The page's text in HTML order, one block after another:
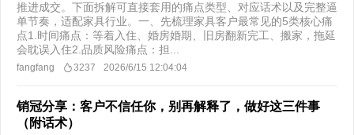
推进成交。下面拆解可直接套用的痛点类型、对应话术以及完整逼
单节奏，适配家具行业。一、先梳理家具客户最常见的5类核心痛
点1.时间痛点：等着入住、婚房婚期、旧房翻新完工、搬家，拖延
会耽误入住2.品质风险痛点：担...
fangfang 3237 2026/6/15 12:04:04
销冠分享：客户不信任你，别再解释了，做好这三件事
（附话术）